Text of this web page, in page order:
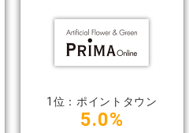
1位：ポイントタウン
5.0%